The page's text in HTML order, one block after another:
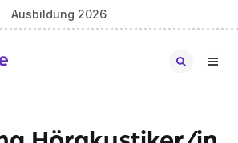
Ausbildung 2026